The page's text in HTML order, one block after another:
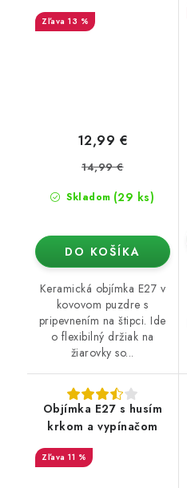
13 %
Skladom (29 ks)
12,99 €
14,99 €
DO KOŠÍKA
Keramická objímka E27 v
kovovom puzdre s
pripevnením na štipci. Ide
o flexibilný držiak na
žiarovky so...
Objímka E27 s husím
krkom a vypínačom
11 %